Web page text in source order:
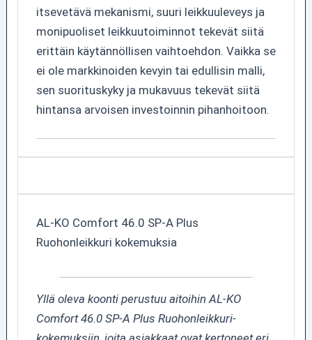
itsevetävä mekanismi, suuri leikkuuleveys ja
monipuoliset leikkuutoiminnot tekevät siitä
erittäin käytännöllisen vaihtoehdon. Vaikka se
ei ole markkinoiden kevyin tai edullisin malli,
sen suorituskyky ja mukavuus tekevät siitä
hintansa arvoisen investoinnin pihanhoitoon.
AL-KO Comfort 46.0 SP-A Plus
Ruohonleikkuri kokemuksia
Yllä oleva koonti perustuu aitoihin AL-KO
Comfort 46.0 SP-A Plus Ruohonleikkuri-